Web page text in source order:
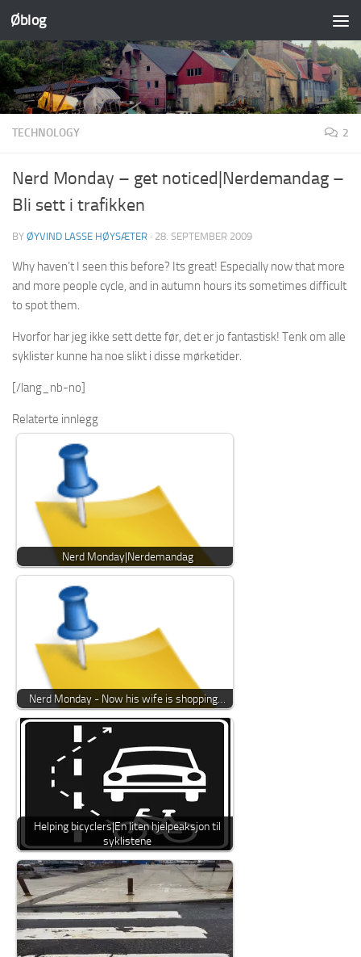
Skip to content
Øblog
TECHNOLOGY 2
Nerd Monday – get noticed|Nerdemandag –
Bli sett i trafikken
BY ØYVIND LASSE HØYSÆTER · 28. SEPTEMBER 2009
Why haven’t I seen this before? Its great! Especially now that more
and more people cycle, and in autumn hours its sometimes difficult
to spot them.
Hvorfor har jeg ikke sett dette før, det er jo fantastisk! Tenk om alle
syklister kunne ha noe slikt i disse mørketider.
[/lang_nb-no]
Relaterte innlegg
Nerd Monday|Nerdemandag
Nerd Monday - Now his wife is shopping…
Helping bicyclers|En liten hjelpeaksjon til
syklistene